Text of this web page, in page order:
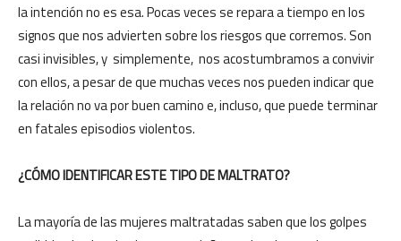
la intención no es esa. Pocas veces se repara a tiempo en los
signos que nos advierten sobre los riesgos que corremos. Son
casi invisibles, y simplemente, nos acostumbramos a convivir
con ellos, a pesar de que muchas veces nos pueden indicar que
la relación no va por buen camino e, incluso, que puede terminar
en fatales episodios violentos.
¿CÓMO IDENTIFICAR ESTE TIPO DE MALTRATO?
La mayoría de las mujeres maltratadas saben que los golpes